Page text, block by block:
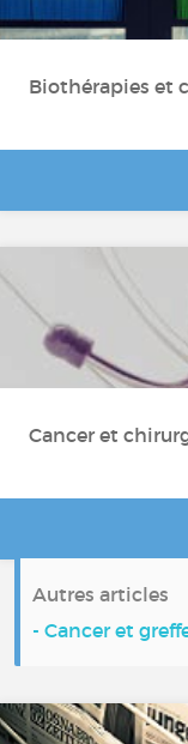
Biothérapies et
Cancer et
Autres articles
- Cancer et